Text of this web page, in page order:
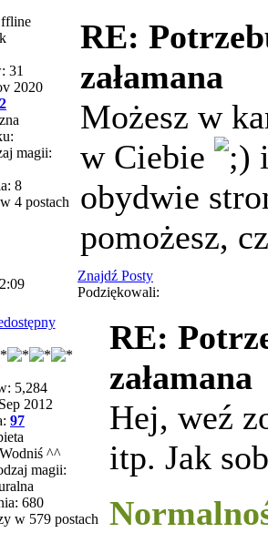
31
2020
2
magii:
8
4 postach
RE:
załamana
Możesz w
w Ciebie
obydwie
pomożesz,
Znajdź Posty
Podziękowali:
5,284
2012
97
^^
magii:
680
w 579 postach
RE:
załamana
Hej, weź
itp. Jak